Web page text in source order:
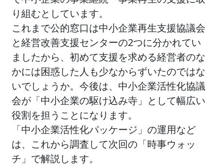
り組むとしています。
これまで公的窓口は中小企業再生支援協議会
と経営改善支援センターの2つに分かれてい
ましたから、初めて支援を求める経営者のな
かには困惑した人も少なからずいたのではな
いでしょうか。今後は、中小企業活性化協議
会が「中小企業の駆け込み寺」として幅広い
役割を担うことになります。
「中小企業活性化パッケージ」の運用など
は、これから調査して次回の「時事ウォッ
チ」で解説します。